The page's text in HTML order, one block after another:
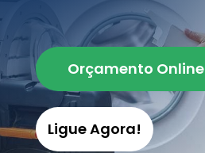
Orçamento Online
Ligue Agora!